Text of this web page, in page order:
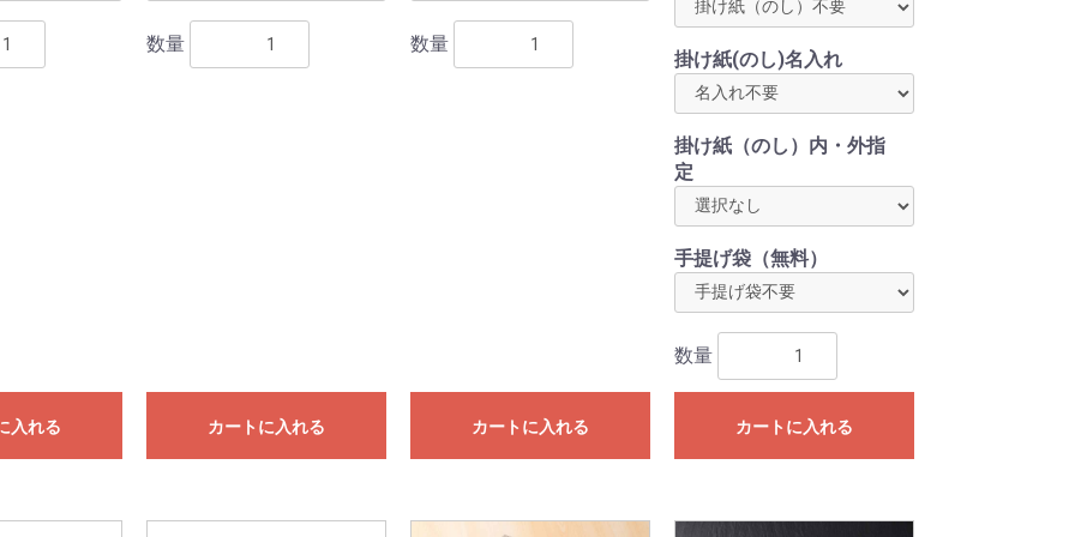
入れる
数量
カートに入れる
数量
カートに入れる
掛け紙(のし)名入れ
掛け紙（のし）内・外指
定
手提げ袋（無料）
数量
カートに入れる